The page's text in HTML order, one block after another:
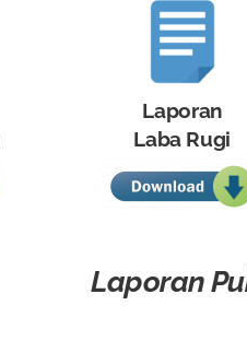
Laporan
Laba Rugi
Laporan